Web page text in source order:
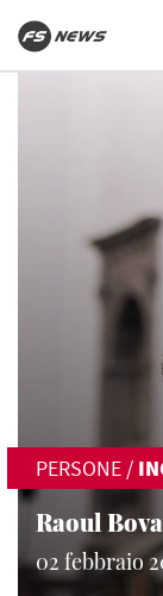
PERSONE /
Raoul
02 febbraio